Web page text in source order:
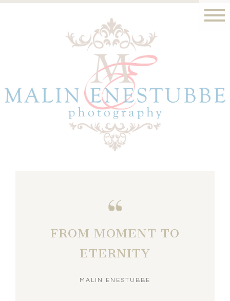
FROM MOMENT TO
ETERNITY
MALIN ENESTUBBE